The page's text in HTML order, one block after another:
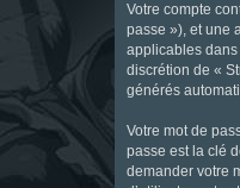
Votre compte
passe »), et une
applicables dans
discrétion de «
générés
Votre mot de
passe est la clé
demander votre